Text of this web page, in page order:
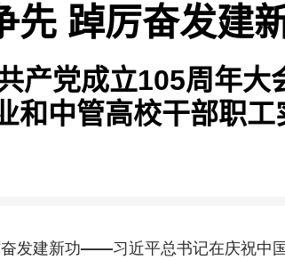
先 踔厉奋发建
党成立105周年大
和中管高校干部职工
发建新功——习近平总书记在庆祝中